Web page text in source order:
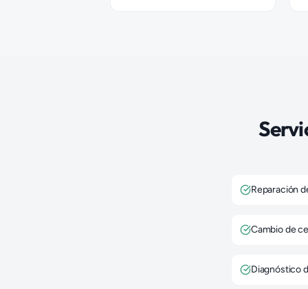
Reparación
Cambio de
Diagnóstico